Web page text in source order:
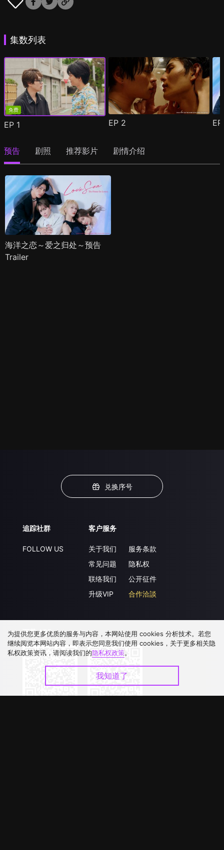
集数列表
免费
EP 1 EP 2
预告 剧照 推荐影片 剧情介绍
海洋之恋～爱之归处～预告
Trailer
兑换序号
追踪社群
FOLLOW US
客户服务
关于我们
常见问题
联络我们
升级VIP
服务条款
隐私权
公开征件
合作洽談
下载 APP
为提供您更多优质的服务与内容，本网站使用 cookies 分析技术。若您
继续阅览本网站内容，即表示您同意我们使用 cookies，关于更多相关隐
私权政策资讯，请阅读我们的隐私权政策。
我知道了